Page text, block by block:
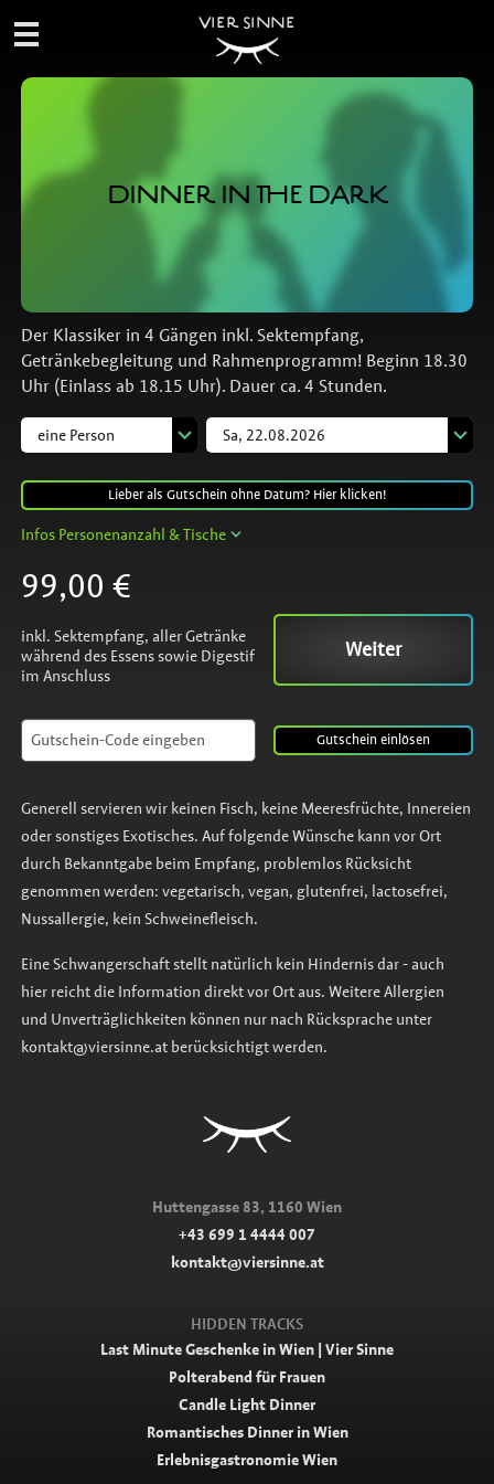
VIER SINNE
DINNER IN THE DARK
Der Klassiker in 4 Gängen inkl. Sektempfang,
Getränkebegleitung und Rahmenprogramm! Beginn 18.30
Uhr (Einlass ab 18.15 Uhr). Dauer ca. 4 Stunden.
Lieber als Gutschein ohne Datum? Hier klicken!
Infos Personenanzahl & Tische
99,00 €
inkl. Sektempfang, aller Getränke
während des Essens sowie Digestif
im Anschluss
Weiter
Gutschein einlösen
Generell servieren wir keinen Fisch, keine Meeresfrüchte, Innereien
oder sonstiges Exotisches. Auf folgende Wünsche kann vor Ort
durch Bekanntgabe beim Empfang, problemlos Rücksicht
genommen werden: vegetarisch, vegan, glutenfrei, lactosefrei,
Nussallergie, kein Schweinefleisch.
Eine Schwangerschaft stellt natürlich kein Hindernis dar - auch
hier reicht die Information direkt vor Ort aus. Weitere Allergien
und Unverträglichkeiten können nur nach Rücksprache unter
kontakt@viersinne.at berücksichtigt werden.
Huttengasse 83, 1160 Wien
+43 699 1 4444 007
kontakt@viersinne.at
HIDDEN TRACKS
Last Minute Geschenke in Wien | Vier Sinne
Polterabend für Frauen
Candle Light Dinner
Romantisches Dinner in Wien
Erlebnisgastronomie Wien